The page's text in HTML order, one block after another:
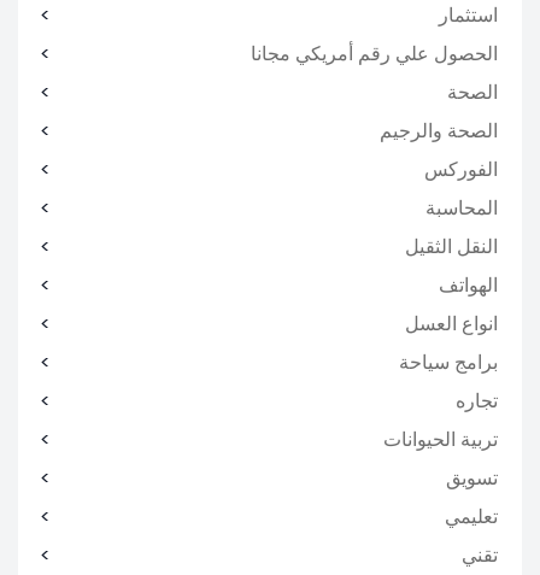
استثمار
الحصول علي رقم أمريكي مجانا
الصحة
الصحة والرجيم
الفوركس
المحاسبة
النقل الثقيل
الهواتف
انواع العسل
برامج سياحة
تجاره
تربية الحيوانات
تسويق
تعليمي
تقني